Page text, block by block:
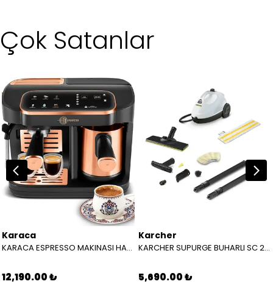
Çok Satanlar
Karaca
KARACA ESPRESSO MAKINASI HATIR PERFETTO ESPRESSO T.K.M. COPPER 8683650465904
12,190.00 ₺
Karcher
KARCHER SUPURGE BUHARLI SC 2 EASYFIX EU BEYAZ 15126000
5,690.00 ₺